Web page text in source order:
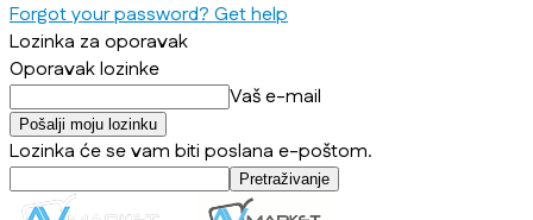
Forgot your password? Get help
Lozinka za oporavak
Oporavak lozinke
Vaš e-mail
Lozinka će se vam biti poslana e-poštom.